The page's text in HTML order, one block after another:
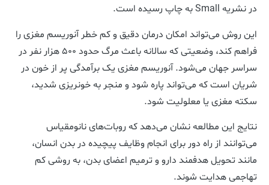
در نشریه Small به چاپ رسیده است.
این روش می‌تواند امکان درمان دقیق و کم خطر آنوریسم مغزی را
فراهم کند، وضعیتی که سالانه باعث مرگ حدود ۵۰۰ هزار نفر در
سراسر جهان می‌شود. آنوریسم مغزی یک برآمدگی پر از خون در
شریان است که می‌تواند پاره شود و منجر به خونریزی شدید،
سکته مغزی یا معلولیت شود.
نتایج این مطالعه نشان می‌دهد که روبات‌های نانومقیاس
می‌توانند از راه دور برای انجام وظایف پیچیده در بدن انسان،
مانند تحویل هدفمند دارو و ترمیم اعضای بدن، به روشی کم
تهاجمی هدایت شوند.